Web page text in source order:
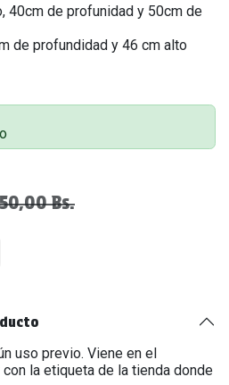
40cm de profunidad y 50cm de
de profundidad y 46 cm alto
Bs.
uso previo. Viene en el
la etiqueta de la tienda donde